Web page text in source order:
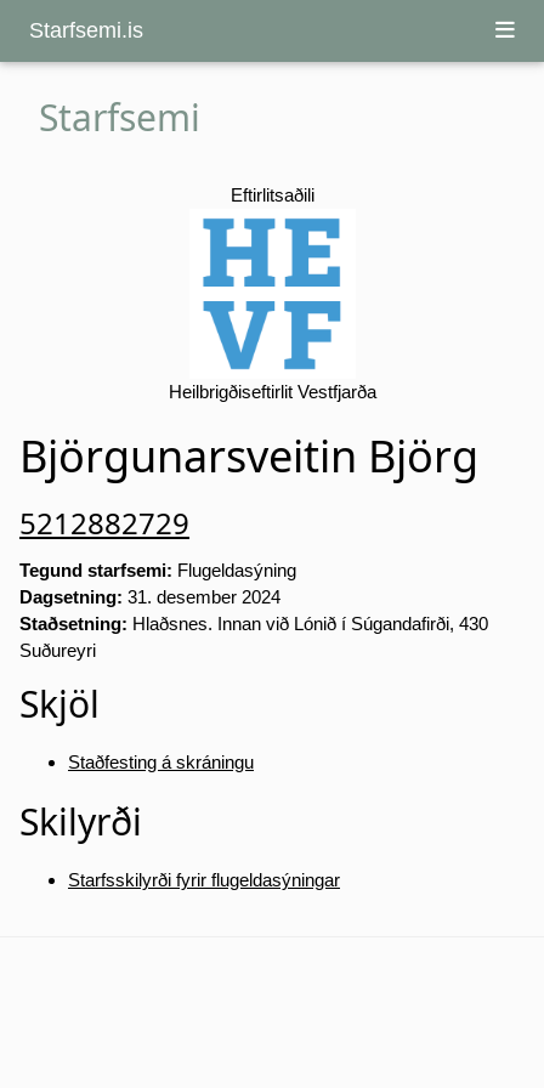
Starfsemi.is
Starfsemi
Eftirlitsaðili
Heilbrigðiseftirlit Vestfjarða
Björgunarsveitin Björg
5212882729
Tegund starfsemi: Flugeldasýning
Dagsetning: 31. desember 2024
Staðsetning: Hlaðsnes. Innan við Lónið í Súgandafirði, 430
Suðureyri
Skjöl
Staðfesting á skráningu
Skilyrði
Starfsskilyrði fyrir flugeldasýningar